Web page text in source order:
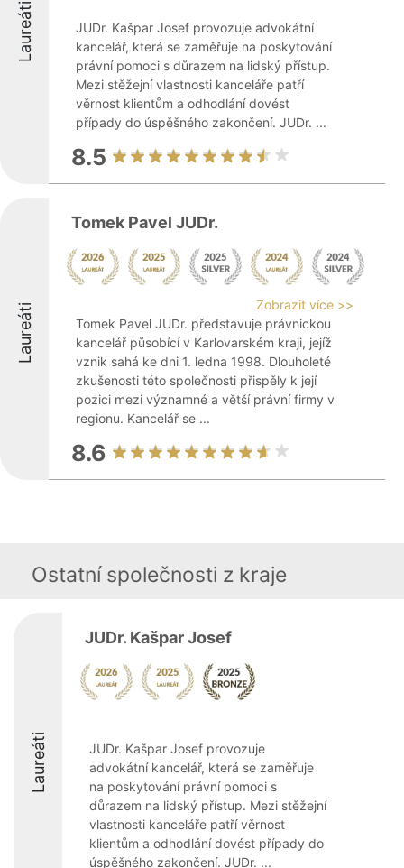
Laureáti
JUDr. Kašpar Josef provozuje advokátní
kancelář, která se zaměřuje na poskytování
právní pomoci s důrazem na lidský přístup.
Mezi stěžejní vlastnosti kanceláře patří
věrnost klientům a odhodlání dovést
případy do úspěšného zakončení. JUDr. ...
8.5
Laureáti
Tomek Pavel JUDr.
Zobrazit více >>
Tomek Pavel JUDr. představuje právnickou
kancelář působící v Karlovarském kraji, jejíž
vznik sahá ke dni 1. ledna 1998. Dlouholeté
zkušenosti této společnosti přispěly k její
pozici mezi významné a větší právní firmy v
regionu. Kancelář se ...
8.6
Ostatní společnosti z kraje
Laureáti
JUDr. Kašpar Josef
JUDr. Kašpar Josef provozuje
advokátní kancelář, která se zaměřuje
na poskytování právní pomoci s
důrazem na lidský přístup. Mezi stěžejní
vlastnosti kanceláře patří věrnost
klientům a odhodlání dovést případy do
úspěšného zakončení. JUDr. ...